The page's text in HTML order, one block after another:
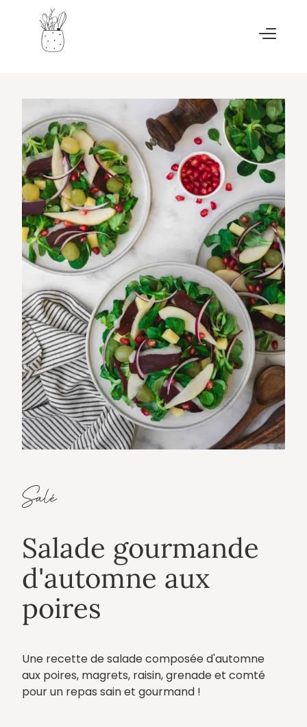
Salé
Salade gourmande
d'automne aux
poires
Une recette de salade composée d'automne
aux poires, magrets, raisin, grenade et comté
pour un repas sain et gourmand !